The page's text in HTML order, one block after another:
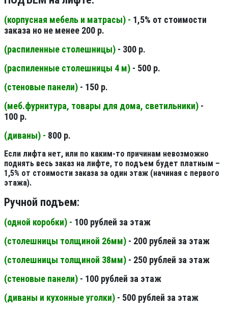
(корпусная мебель и матрасы) - 1,5% от стоимости
заказа но не менее 200 р.
(распиленные столешницы) - 300 р.
(распиленные столешницы 4 м) - 500 р.
(стеновые панели) - 150 р.
(меб.фурнитура, товары для дома, светильники) -
100 р.
(диваны) - 800 р.
Если лифта нет, или по каким-то причинам невозможно
поднять весь заказ на лифте, то подъем будет платным –
1,5% от стоимости заказа за один этаж (начиная с первого
этажа).
Ручной подъем:
(одной коробки) - 100 рублей за этаж
(столешницы толщиной 26мм) - 200 рублей за этаж
(столешницы толщиной 38мм) - 250 рублей за этаж
(стеновые панели) - 100 рублей за этаж
(диваны и кухонные уголки) - 500 рублей за этаж